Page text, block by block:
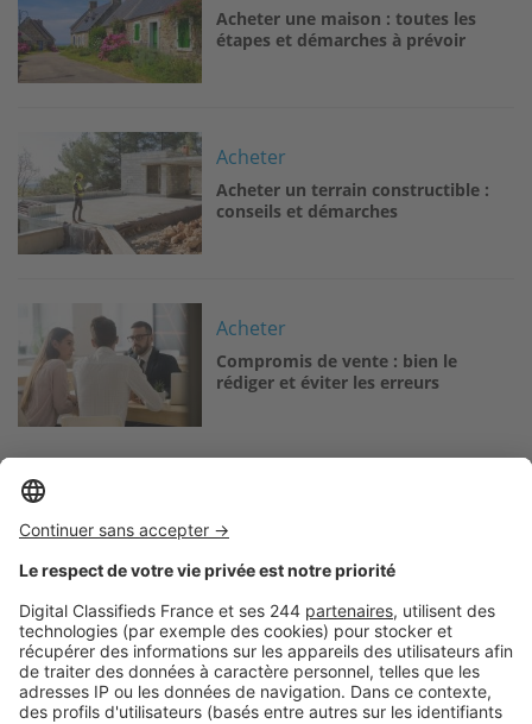
Acheter une maison : toutes les
étapes et démarches à prévoir
Image
Acheter
Acheter un terrain constructible :
conseils et démarches
Acheter
Compromis de vente : bien le
rédiger et éviter les erreurs
Logic-Immo c’est aussi …